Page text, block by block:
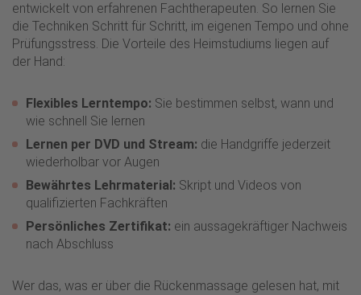
entwickelt von erfahrenen Fachtherapeuten. So lernen Sie
die Techniken Schritt für Schritt, im eigenen Tempo und ohne
Prüfungsstress. Die Vorteile des Heimstudiums liegen auf
der Hand:
Flexibles Lerntempo: Sie bestimmen selbst, wann und
wie schnell Sie lernen
Lernen per DVD und Stream: die Handgriffe jederzeit
wiederholbar vor Augen
Bewährtes Lehrmaterial: Skript und Videos von
qualifizierten Fachkräften
Persönliches Zertifikat: ein aussagekräftiger Nachweis
nach Abschluss
Wer das, was er über die Rückenmassage gelesen hat, mit